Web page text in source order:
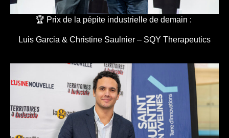
🏆 Prix de la pépite industrielle de demain :
Luis Garcia & Christine Saulnier – SQY Therapeutics